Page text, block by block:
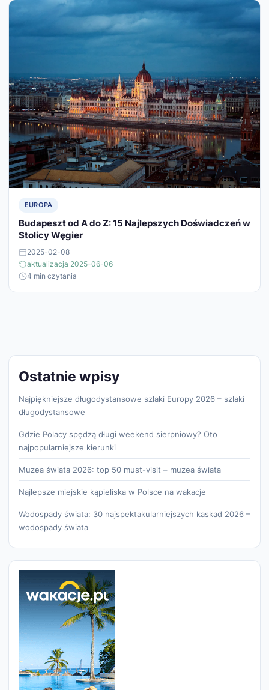
EUROPA
Budapeszt od A do Z: 15 Najlepszych Doświadczeń w
Stolicy Węgier
2025-02-08
aktualizacja 2025-06-06
4 min czytania
Ostatnie wpisy
Najpiękniejsze długodystansowe szlaki Europy 2026 – szlaki
długodystansowe
Gdzie Polacy spędzą długi weekend sierpniowy? Oto
najpopularniejsze kierunki
Muzea świata 2026: top 50 must-visit – muzea świata
Najlepsze miejskie kąpieliska w Polsce na wakacje
Wodospady świata: 30 najspektakularniejszych kaskad 2026 –
wodospady świata